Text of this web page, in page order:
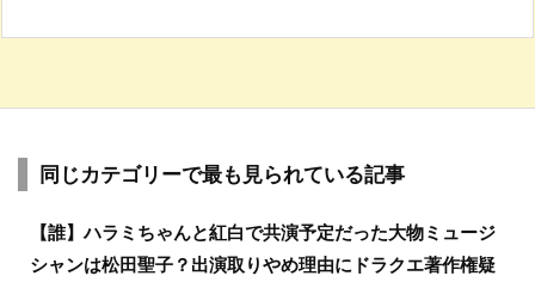
同じカテゴリーで最も見られている記事
【誰】ハラミちゃんと紅白で共演予定だった大物ミュージ
シャンは松田聖子？出演取りやめ理由にドラクエ著作権疑